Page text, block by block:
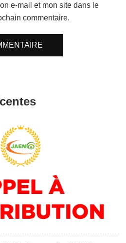
e-mail et mon site dans le
commentaire.